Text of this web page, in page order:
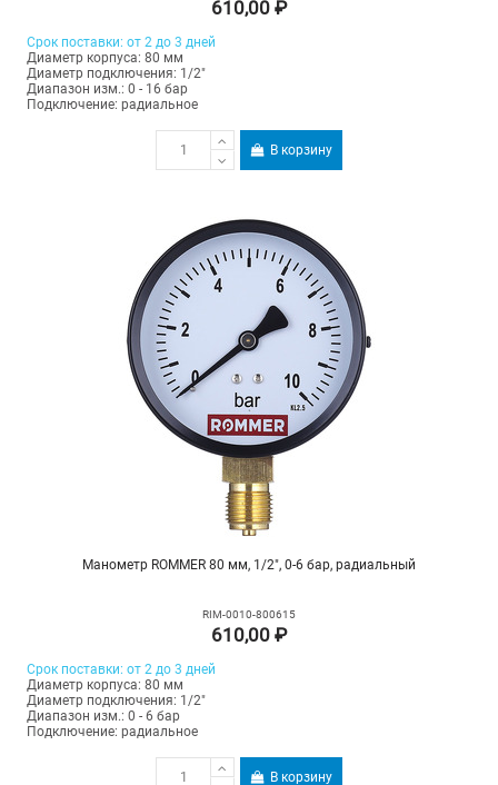
610,00 ₽
Срок поставки: от 2 до 3 дней
Диаметр корпуса: 80 мм
Диаметр подключения: 1/2"
Диапазон изм.: 0 - 16 бар
Подключение: радиальное
В корзину
Манометр ROMMER 80 мм, 1/2", 0-6 бар, радиальный
RIM-0010-800615
610,00 ₽
Срок поставки: от 2 до 3 дней
Диаметр корпуса: 80 мм
Диаметр подключения: 1/2"
Диапазон изм.: 0 - 6 бар
Подключение: радиальное
В корзину